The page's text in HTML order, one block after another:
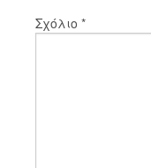
Σχόλιο *